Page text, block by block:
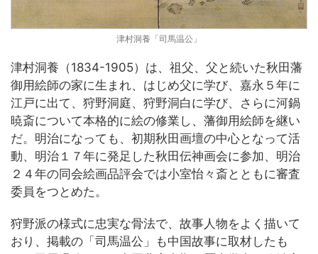
津村洞養「司馬温公」
津村洞養（1834-1905）は、祖父、父と続いた秋田藩
御用絵師の家に生まれ、はじめ父に学び、嘉永５年に
江戸に出て、狩野洞庭、狩野洞白に学び、さらに河鍋
暁斎について本格的に絵の修業し、藩御用絵師を継い
だ。明治になっても、初期秋田画壇の中心となって活
動、明治１７年に発足した秋田伝神画会に参加、明治
２４年の同会絵画品評会では小室怡々斎とともに審査
委員をつとめた。
狩野派の様式に忠実な骨法で、故事人物をよく描いて
おり、掲載の「司馬温公」も中国故事に取材したも